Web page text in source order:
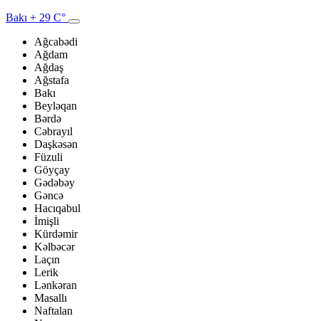
Bakı + 29 C°
Ağcabədi
Ağdam
Ağdaş
Ağstafa
Bakı
Beyləqan
Bərdə
Cəbrayıl
Daşkəsən
Füzuli
Göyçay
Gədəbəy
Gəncə
Hacıqabul
İmişli
Kürdəmir
Kəlbəcər
Laçın
Lerik
Lənkəran
Masallı
Naftalan